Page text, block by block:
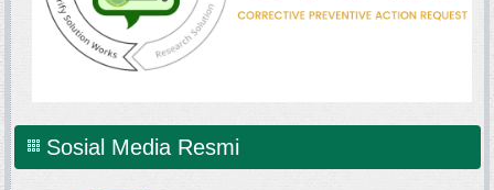
Sosial Media Resmi